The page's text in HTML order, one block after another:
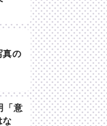
の
「意
な